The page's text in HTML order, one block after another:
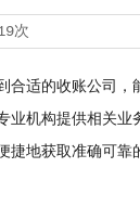
次
适的收账公司，
业机构提供相关
地获取准确可靠